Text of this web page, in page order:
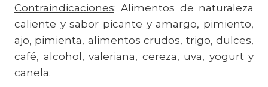
Contraindicaciones: Alimentos de naturaleza
caliente y sabor picante y amargo, pimiento,
ajo, pimienta, alimentos crudos, trigo, dulces,
café, alcohol, valeriana, cereza, uva, yogurt y
canela.